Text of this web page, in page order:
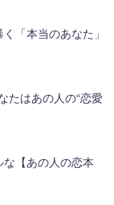
「本当のあなた」
たはあの人の“恋愛
【あの人の恋本